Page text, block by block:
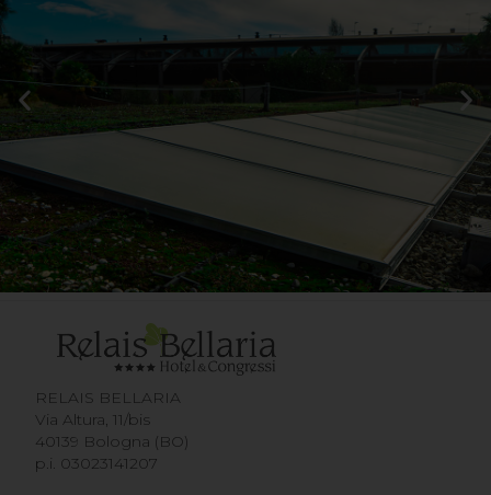
RELAIS BELLARIA
Via Altura, 11/bis
40139 Bologna (BO)
p.i. 03023141207